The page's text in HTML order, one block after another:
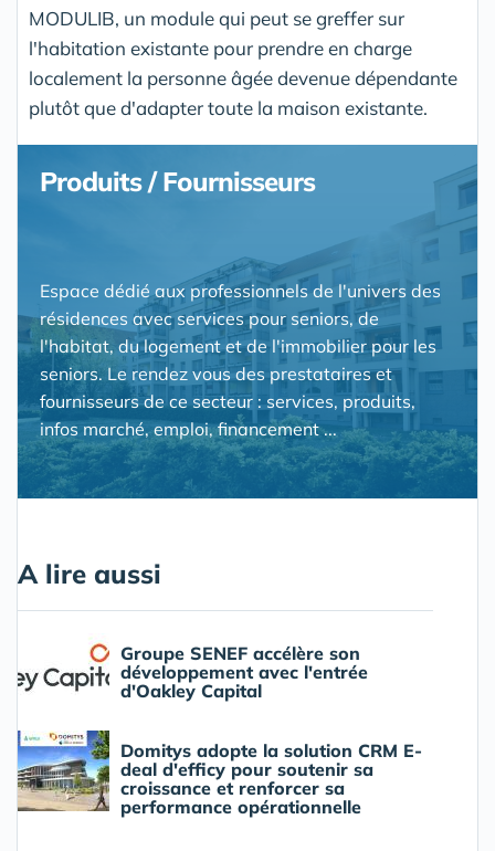
MODULIB, un module qui peut se greffer sur
l'habitation existante pour prendre en charge
localement la personne âgée devenue dépendante
plutôt que d'adapter toute la maison existante.
Produits / Fournisseurs
Espace dédié aux professionnels de l'univers des
résidences avec services pour seniors, de
l'habitat, du logement et de l'immobilier pour les
seniors. Le rendez vous des prestataires et
fournisseurs de ce secteur : services, produits,
infos marché, emploi, financement ...
A lire aussi
Groupe SENEF accélère son
développement avec l'entrée
d'Oakley Capital
Domitys adopte la solution CRM E-
deal d'efficy pour soutenir sa
croissance et renforcer sa
performance opérationnelle